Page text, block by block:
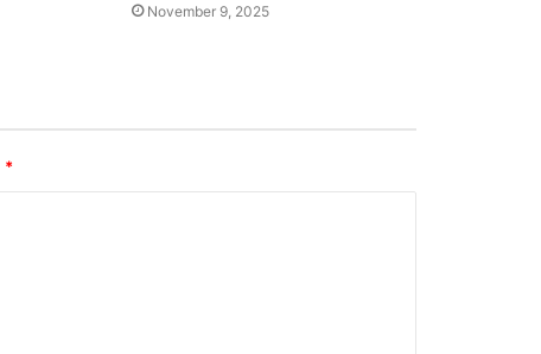
November 9, 2025
*